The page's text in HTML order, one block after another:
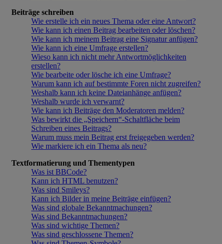
Beiträge schreiben
Wie erstelle ich ein neues Thema oder eine Antwort?
Wie kann ich einen Beitrag bearbeiten oder löschen?
Wie kann ich meinem Beitrag eine Signatur anfügen?
Wie kann ich eine Umfrage erstellen?
Wieso kann ich nicht mehr Antwortmöglichkeiten
erstellen?
Wie bearbeite oder lösche ich eine Umfrage?
Warum kann ich auf bestimmte Foren nicht zugreifen?
Weshalb kann ich keine Dateianhänge anfügen?
Weshalb wurde ich verwarnt?
Wie kann ich Beiträge den Moderatoren melden?
Was bewirkt die „Speichern“-Schaltfläche beim
Schreiben eines Beitrags?
Warum muss mein Beitrag erst freigegeben werden?
Wie markiere ich ein Thema als neu?
Textformatierung und Thementypen
Was ist BBCode?
Kann ich HTML benutzen?
Was sind Smileys?
Kann ich Bilder in meine Beiträge einfügen?
Was sind globale Bekanntmachungen?
Was sind Bekanntmachungen?
Was sind wichtige Themen?
Was sind geschlossene Themen?